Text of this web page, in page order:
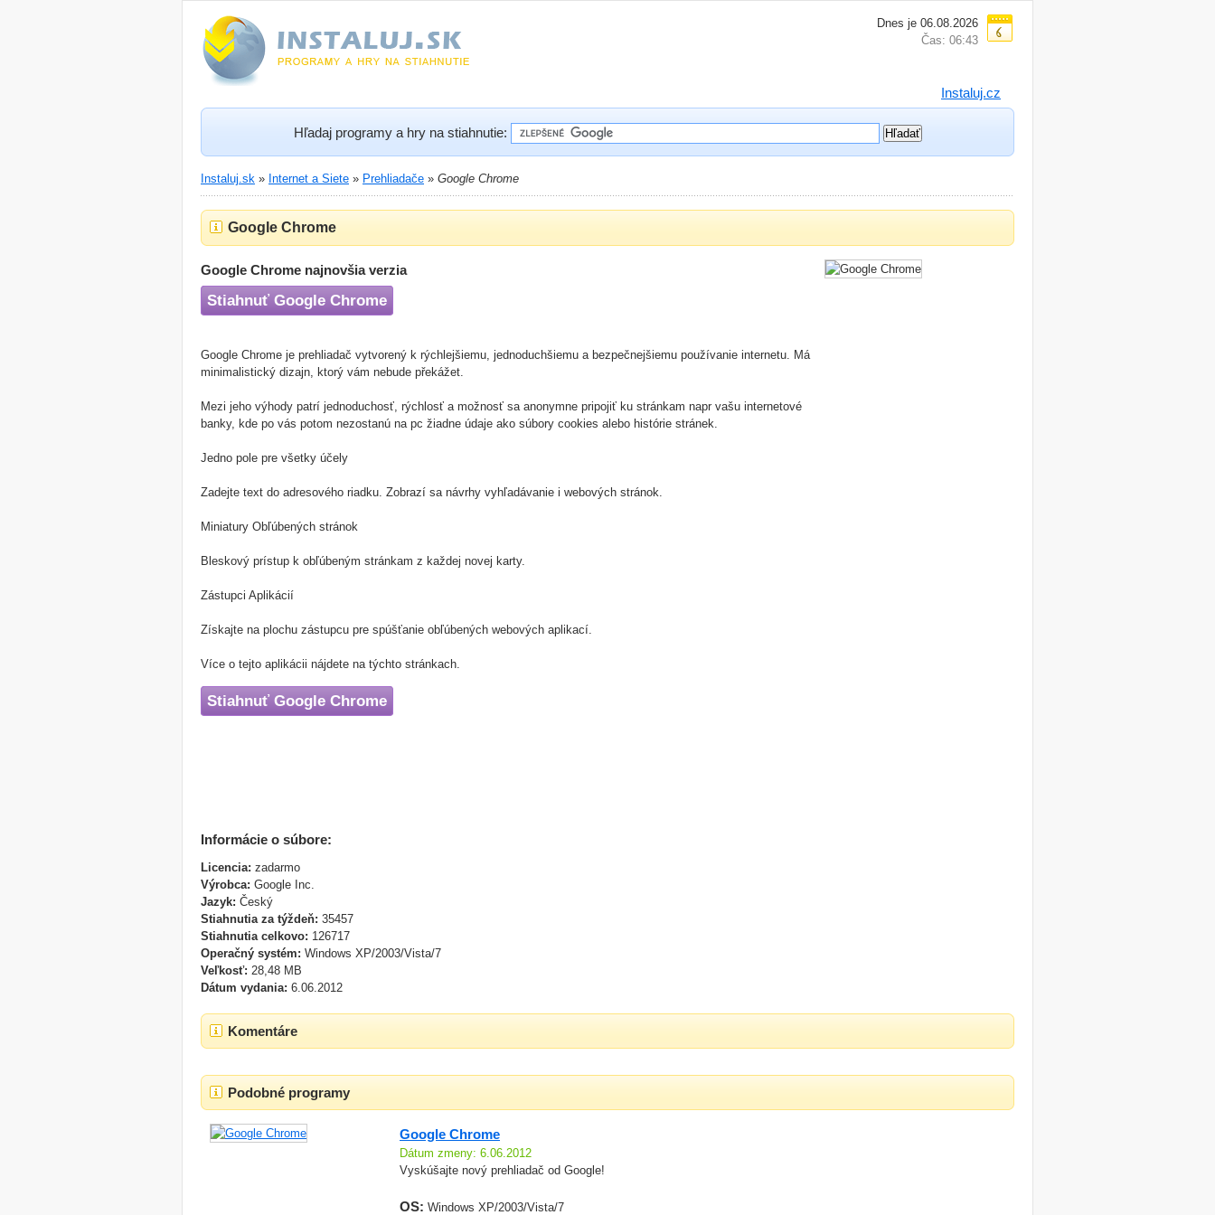
Dnes je 06.08.2026
Čas: 06:43
Instaluj.cz
Hľadaj programy a hry na stiahnutie:
Instaluj.sk » Internet a Siete » Prehliadače » Google Chrome
Google Chrome
Google Chrome najnovšia verzia
Stiahnuť Google Chrome
Google Chrome je prehliadač vytvorený k rýchlejšiemu, jednoduchšiemu a bezpečnejšiemu používanie internetu. Má
minimalistický dizajn, ktorý vám nebude překážet.
Mezi jeho výhody patrí jednoduchosť, rýchlosť a možnosť sa anonymne pripojiť ku stránkam napr vašu internetové
banky, kde po vás potom nezostanú na pc žiadne údaje ako súbory cookies alebo histórie stránek.
Jedno pole pre všetky účely
Zadejte text do adresového riadku. Zobrazí sa návrhy vyhľadávanie i webových stránok.
Miniatury Obľúbených stránok
Bleskový prístup k obľúbeným stránkam z každej novej karty.
Zástupci Aplikácií
Získajte na plochu zástupcu pre spúšťanie obľúbených webových aplikací.
Více o tejto aplikácii nájdete na týchto stránkach.
Stiahnuť Google Chrome
Informácie o súbore:
Licencia: zadarmo
Výrobca: Google Inc.
Jazyk: Český
Stiahnutia za týždeň: 35457
Stiahnutia celkovo: 126717
Operačný systém: Windows XP/2003/Vista/7
Veľkosť: 28,48 MB
Dátum vydania: 6.06.2012
Komentáre
Podobné programy
Google Chrome
Dátum zmeny: 6.06.2012
Vyskúšajte nový prehliadač od Google!
OS: Windows XP/2003/Vista/7